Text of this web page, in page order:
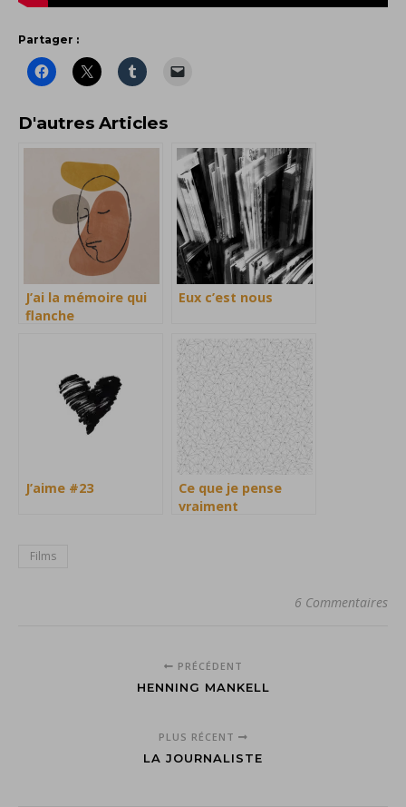
Partager :
D'autres Articles
J’ai la mémoire qui
flanche
Eux c’est nous
J’aime #23
Ce que je pense
vraiment
Films
6 Commentaires
PRÉCÉDENT
HENNING MANKELL
PLUS RÉCENT
LA JOURNALISTE